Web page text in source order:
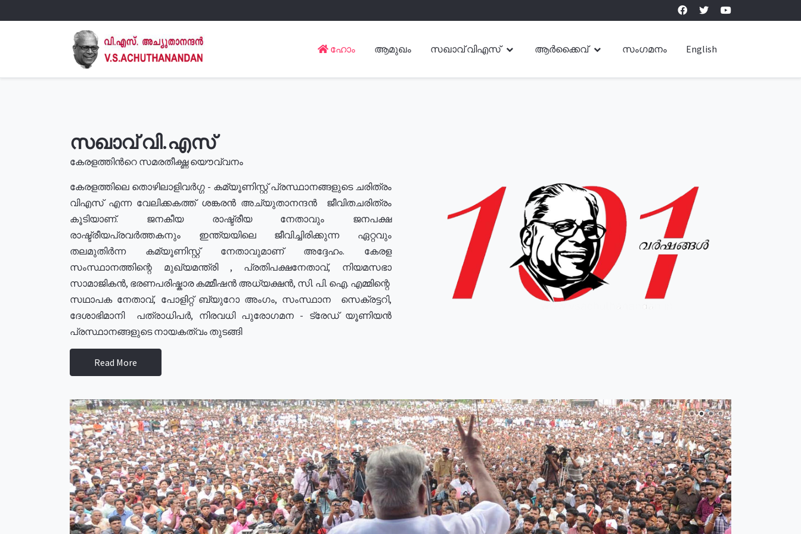
ഹോം ആമുഖം സഖാവ് വിഎസ് ആർക്കൈവ് സംഗമനം English
സഖാവ് വി.എസ്
കേരളത്തിൻറെ സമരതീക്ഷ്ണ യൌവ്വനം
കേരളത്തിലെ തൊഴിലാളിവർഗ്ഗ - കമ്യൂണിസ്റ്റ് പ്രസ്ഥാനങ്ങളുടെ ചരിത്രം
വിഎസ് എന്ന വേലിക്കകത്ത് ശങ്കരൻ അച്യുതാനന്ദൻ ജീവിതചരിത്രം
കൂടിയാണ്. ജനകീയ രാഷ്ട്രീയ നേതാവും ജനപക്ഷ
രാഷ്ട്രീയപ്രവർത്തകനും ഇന്ത്യയിലെ ജീവിച്ചിരിക്കുന്ന ഏറ്റവും
തലമുതിർന്ന കമ്യൂണിസ്റ്റ് നേതാവുമാണ് അദ്ദേഹം. കേരള
സംസ്ഥാനത്തിന്റെ മുഖ്യമന്ത്രി , പ്രതിപക്ഷനേതാവ്, നിയമസഭാ
സാമാജികൻ, ഭരണപരിഷ്കാര കമ്മീഷൻ അധ്യക്ഷൻ, സി. പി. ഐ. എമ്മിന്റെ
സഥാപക നേതാവ്, പോളിറ്റ് ബ്യുറോ അംഗം, സംസ്ഥാന സെക്രട്ടറി,
ദേശാഭിമാനി പത്രാധിപർ, നിരവധി പുരോഗമന - ട്രേഡ് യൂണിയൻ
പ്രസ്ഥാനങ്ങളുടെ നായകത്വം തുടങ്ങി
Read More